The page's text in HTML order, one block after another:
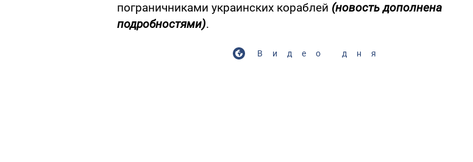
пограничниками украинских кораблей (новость дополнена
подробностями).
Видео дня